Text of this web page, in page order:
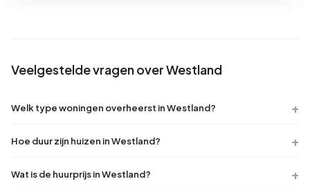
Veelgestelde vragen over Westland
Welk type woningen overheerst in Westland?
Hoe duur zijn huizen in Westland?
Wat is de huurprijs in Westland?